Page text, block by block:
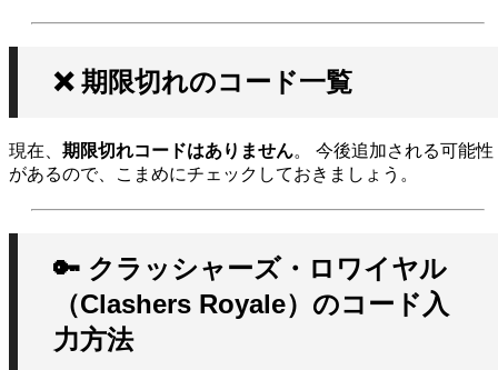
❌ 期限切れのコード一覧
現在、 期限切れコードはありません。 今後追加される可能性
があるので、こまめにチェックしておきましょう。
🔑 クラッシャーズ・ロワイヤル
（Clashers Royale）のコード入
力方法